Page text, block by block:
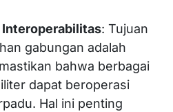
Interoperabilitas: Tujuan
gabungan adalah
bahwa berbagai
dapat beroperasi
Hal ini penting